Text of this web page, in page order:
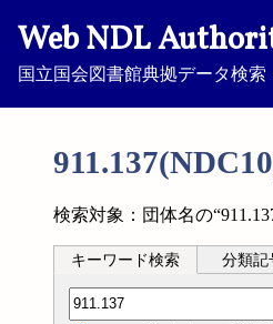
Web NDL
国立国会図書館典拠データ検索
検索対象：団体名の
キーワード検索 分類記
分類記号検索